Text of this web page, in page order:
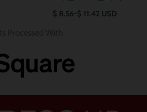
$ 8.56~$ 11.42 USD